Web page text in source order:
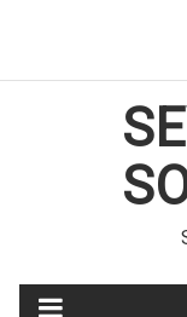
content